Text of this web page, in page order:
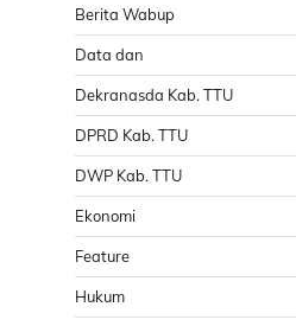
Berita Wabup
Data dan
Dekranasda Kab. TTU
DPRD Kab. TTU
DWP Kab. TTU
Ekonomi
Feature
Hukum